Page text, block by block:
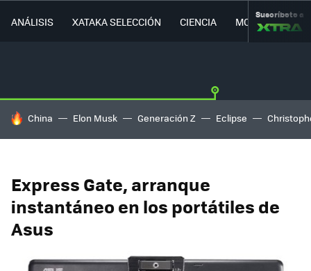
ANÁLISIS XATAKA SELECCIÓN CIENCIA MOVILIDAD
Suscríbete a
HOY SE HABLA DE
China Elon Musk Generación Z Eclipse
Express Gate, arranque
instantáneo en los portátiles de
Asus